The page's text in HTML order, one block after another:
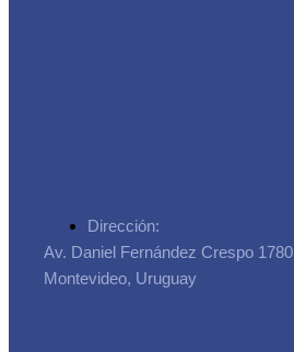
Dirección:
Av. Daniel Fernández Crespo 1780
Montevideo, Uruguay